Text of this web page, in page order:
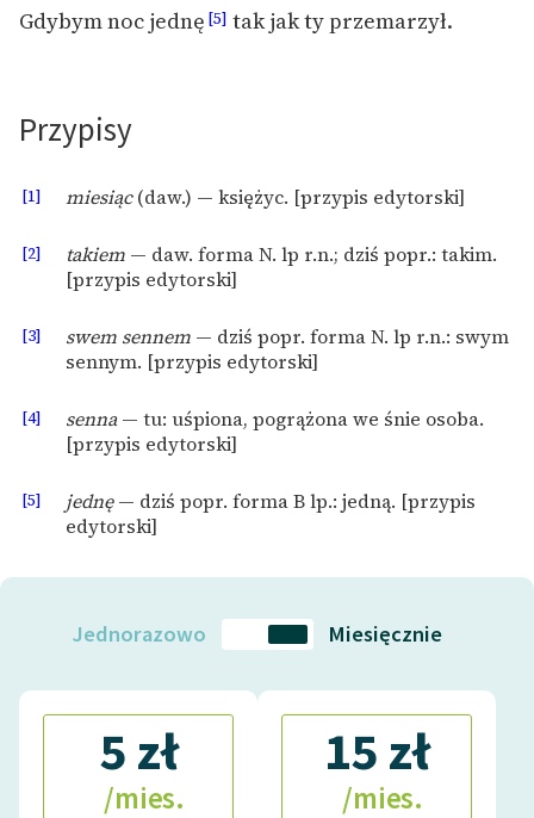
Logotypy
Regulamin biblioteki
sprawozdania finansowe
Informacja o treściach
Deklaracja dostępności
Gdybym noc jednę [5] tak jak ty przemarzył.
Przypisy
[1] miesiąc(daw.) — księżyc. [przypis edytorski]
[2] takiem — daw. forma N. lp r.n.; dziś popr.: takim.
[przypis edytorski]
[3] swem sennem — dziś popr. forma N. lp r.n.: swym
sennym. [przypis edytorski]
[4] senna— tu: uśpiona, pogrążona we śnie osoba.
[przypis edytorski]
[5] jednę— dziś popr. forma B lp.: jedną. [przypis
edytorski]
Jednorazowo Miesięcznie
5 zł
/mies.
15 zł
/mies.